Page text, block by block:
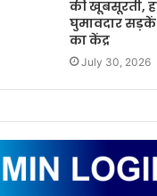
की खूबसूरती,
घुमावदार
का केंद्र
July 30, 2026